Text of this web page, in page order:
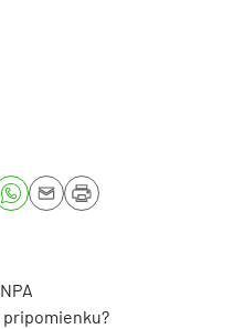
pripomienku?